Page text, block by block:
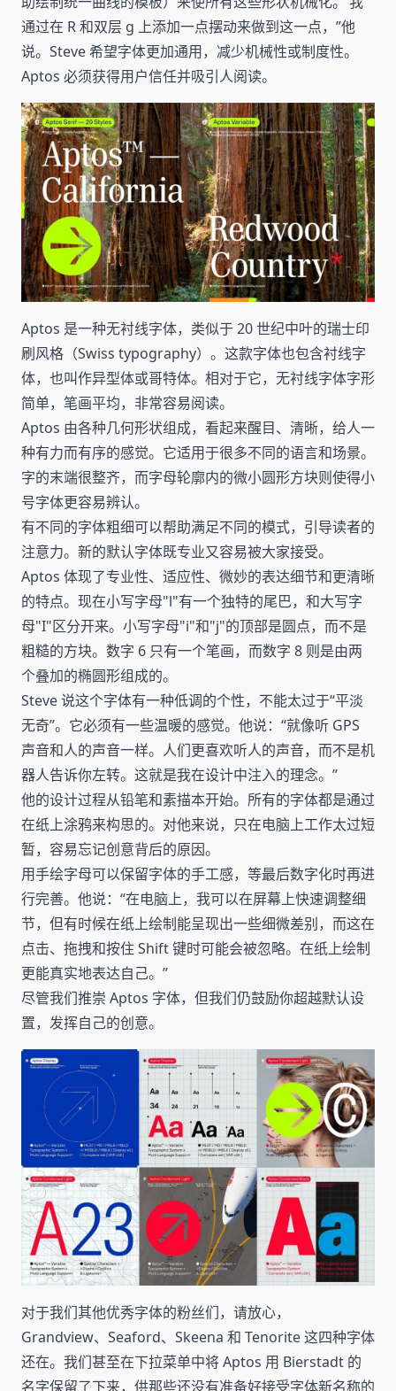
通过在 R 和双层 g 上添加一点摆动来做到这一点，”他
说。Steve 希望字体更加通用，减少机械性或制度性。
Aptos 必须获得用户信任并吸引人阅读。
Aptos 是一种无衬线字体，类似于 20 世纪中叶的瑞士印
刷风格（Swiss typography）。这款字体也包含衬线字
体，也叫作异型体或哥特体。相对于它，无衬线字体字形
简单，笔画平均，非常容易阅读。
Aptos 由各种几何形状组成，看起来醒目、清晰，给人一
种有力而有序的感觉。它适用于很多不同的语言和场景。
字的末端很整齐，而字母轮廓内的微小圆形方块则使得小
号字体更容易辨认。
有不同的字体粗细可以帮助满足不同的模式，引导读者的
注意力。新的默认字体既专业又容易被大家接受。
Aptos 体现了专业性、适应性、微妙的表达细节和更清晰
的特点。现在小写字母"l"有一个独特的尾巴，和大写字
母"I"区分开来。小写字母"i"和"j"的顶部是圆点，而不是
粗糙的方块。数字 6 只有一个笔画，而数字 8 则是由两
个叠加的椭圆形组成的。
Steve 说这个字体有一种低调的个性，不能太过于“平淡
无奇”。它必须有一些温暖的感觉。他说：“就像听 GPS
声音和人的声音一样。人们更喜欢听人的声音，而不是机
器人告诉你左转。这就是我在设计中注入的理念。”
他的设计过程从铅笔和素描本开始。所有的字体都是通过
在纸上涂鸦来构思的。对他来说，只在电脑上工作太过短
暂，容易忘记创意背后的原因。
用手绘字母可以保留字体的手工感，等最后数字化时再进
行完善。他说：“在电脑上，我可以在屏幕上快速调整细
节，但有时候在纸上绘制能呈现出一些细微差别，而这在
点击、拖拽和按住 Shift 键时可能会被忽略。在纸上绘制
更能真实地表达自己。”
尽管我们推崇 Aptos 字体，但我们仍鼓励你超越默认设
置，发挥自己的创意。
对于我们其他优秀字体的粉丝们，请放心，
Grandview、Seaford、Skeena 和 Tenorite 这四种字体
还在。我们甚至在下拉菜单中将 Aptos 用 Bierstadt 的
名字保留了下来，供那些还没有准备好接受字体新名称的